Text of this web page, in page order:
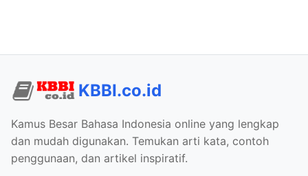
KBBI.co.id
Kamus Besar Bahasa Indonesia online yang lengkap
dan mudah digunakan. Temukan arti kata, contoh
penggunaan, dan artikel inspiratif.